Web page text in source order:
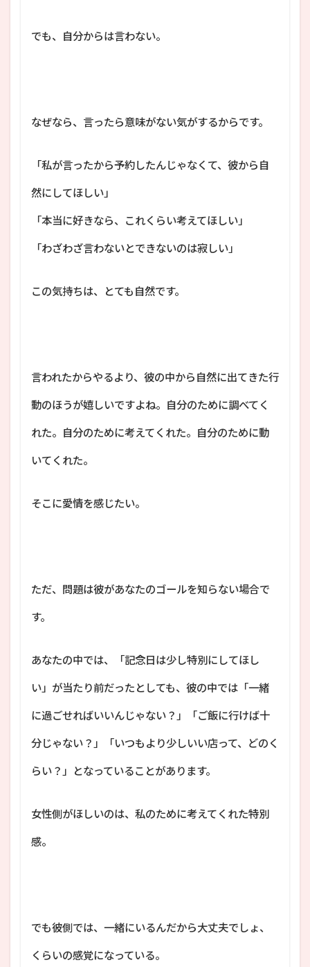
でも、自分からは言わない。
なぜなら、言ったら意味がない気がするからです。
「私が言ったから予約したんじゃなくて、彼から自
然にしてほしい」
「本当に好きなら、これくらい考えてほしい」
「わざわざ言わないとできないのは寂しい」
この気持ちは、とても自然です。
言われたからやるより、彼の中から自然に出てきた行
動のほうが嬉しいですよね。自分のために調べてく
れた。自分のために考えてくれた。自分のために動
いてくれた。
そこに愛情を感じたい。
ただ、問題は彼があなたのゴールを知らない場合で
す。
あなたの中では、「記念日は少し特別にしてほし
い」が当たり前だったとしても、彼の中では「一緒
に過ごせればいいんじゃない？」「ご飯に行けば十
分じゃない？」「いつもより少しいい店って、どのく
らい？」となっていることがあります。
女性側がほしいのは、私のために考えてくれた特別
感。
でも彼側では、一緒にいるんだから大丈夫でしょ、
くらいの感覚になっている。